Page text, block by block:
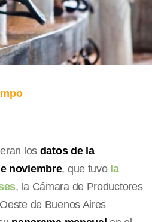
los datos de la
noviembre, que tuvola
, la Cámara de Productores
de Buenos Aires